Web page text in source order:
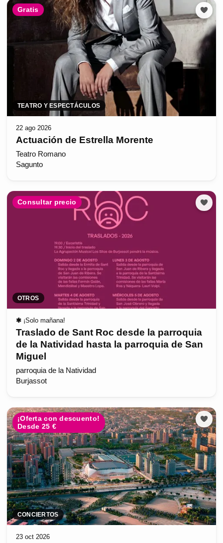
Gratis
TEATRO Y ESPECTÁCULOS
22 ago 2026
Actuación de Estrella Morente
Teatro Romano
Sagunto
Consultar precio
OTROS
✱ ¡Solo mañana!
Traslado de Sant Roc desde la parroquia
de la Natividad hasta la parroquia de San
Miguel
parroquia de la Natividad
Burjassot
¡Oferta con descuento!
Desde 25 €
CONCIERTOS
23 oct 2026